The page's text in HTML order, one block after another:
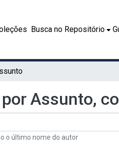
Busca no Repositório
Assunto,
o último nome do autor